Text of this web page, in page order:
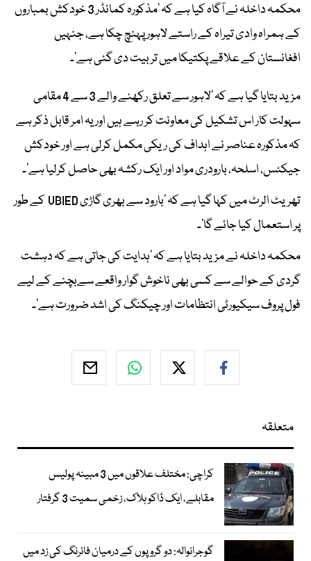
محکمہ داخلہ نے آگاہ کیا ہے کہ ‘مذکورہ کمانڈر 3 خودکش بمباروں
کے ہمراہ وادی تیراہ کے راستے لاہور پہنچ چکا ہے، جنہیں
افغانستان کے علاقے پکتیکا میں تربیت دی گئی ہے’۔
مزید بتایا گیا ہے کہ ‘لاہور سے تعلق رکھنے والے 3 سے 4 مقامی
سہولت کار اس تشکیل کی معاونت کر رہے ہیں اور یہ امر قابل ذکر ہے
کہ مذکورہ عناصر نے اہداف کی ریکی مکمل کرلی ہے اور خودکش
جیکٹس، اسلحہ، بارودری مواد اور ایک رکشہ بھی حاصل کرلیا ہے’۔
تھریٹ الرٹ میں کہا گیا ہے کہ ‘بارود سے بھری گاڑی VBIED کے طور
پر استعمال کیا جائے گا’۔
محکمہ داخلہ نے مزید بتایا ہے کہ ‘ہدایت کی جاتی ہے کہ دہشت
گردی کے حوالے سے کسی بھی ناخوش گوار واقعے سےبچنے کے لیے
فول پروف سیکیورٹی انتظامات اور چیکنگ کی اشد ضرورت ہے’۔
متعلقہ
کراچی: مختلف علاقوں میں 3 مبینہ پولیس
مقابلے، ایک ڈاکو ہلاک، زخمی سمیت 3 گرفتار
گوجرانوالہ: دو گروپوں کے درمیان فائرنگ کی زد میں